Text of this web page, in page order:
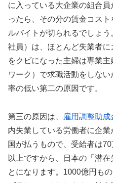
に入っている大企業の組合
ったら、その分の賃金コス
ルバイトが切られるでしょ
社員）は、ほとんど失業者
をクビになった主婦は専業
ワーク）で求職活動をしな
率の低い第二の原因です。
第三の原因は、 雇用調整助成
内失業している労働者に企
国が払うもので、受給者は
以上ですから、日本の「潜
とになります。1000億円も